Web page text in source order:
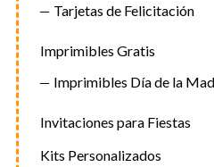
Tarjetas de Felicitación
Imprimibles Gratis
Imprimibles Día de la
Invitaciones para Fiestas
Kits Personalizados